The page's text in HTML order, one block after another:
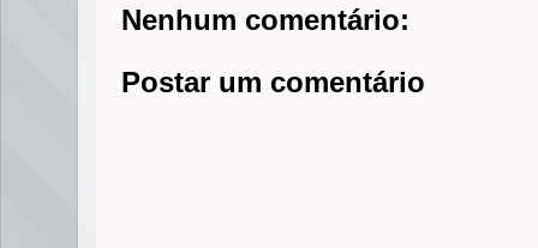
Nenhum comentário:
Postar um comentário